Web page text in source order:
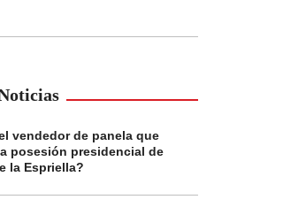
vendedor de panela que
posesión presidencial de
la Espriella?